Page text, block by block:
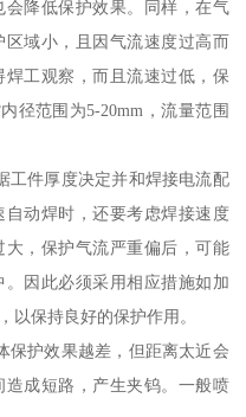
降低保护效果。同样，在气
域小，且因气流速度过高而
工观察，而且流速过低，保
径范围为5-20mm，流量范围
工件厚度决定并和焊接电流配
动焊时，还要考虑焊接速度
，保护气流严重偏后，可能
因此必须采用相应措施如加
以保持良好的保护作用。
保护效果越差，但距离太近会
成短路，产生夹钨。一般喷